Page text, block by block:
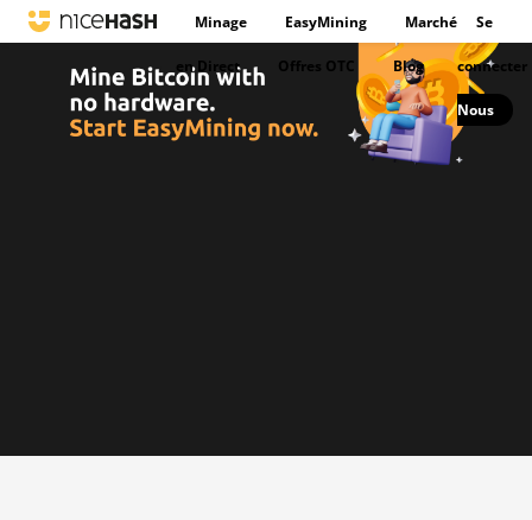
Minage EasyMining Marché
en Direct Offres OTC Blog
Se
connecter
Nous